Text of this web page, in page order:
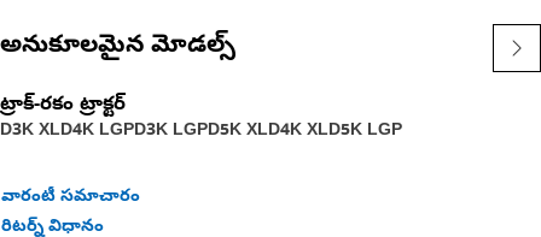
అనుకూలమైన మోడల్స్
ట్రాక్-రకం ట్రాక్టర్‌
D3K XLD4K LGPD3K LGPD5K XLD4K XLD5K LGP
వారంటీ సమాచారం
రిటర్న్ విధానం